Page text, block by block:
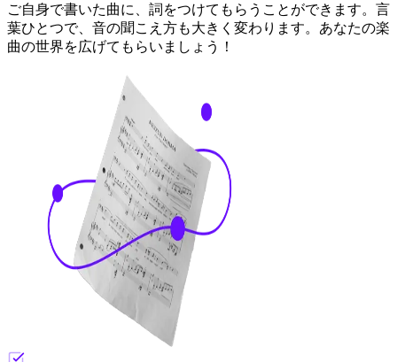
ご自身で書いた曲に、詞をつけてもらうことができます。言
葉ひとつで、音の聞こえ方も大きく変わります。あなたの楽
曲の世界を広げてもらいましょう！